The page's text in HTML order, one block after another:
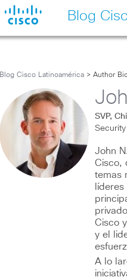
Blog
Blog Cisco Latinoamérica > Author
SVP,
John
Cisco,
temas
Cisco
y el
A lo